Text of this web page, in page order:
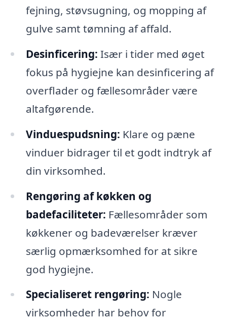
fejning, støvsugning, og mopping af
gulve samt tømning af affald.
Desinficering: Især i tider med øget
fokus på hygiejne kan desinficering af
overflader og fællesområder være
altafgørende.
Vinduespudsning: Klare og pæne
vinduer bidrager til et godt indtryk af
din virksomhed.
Rengøring af køkken og
badefaciliteter: Fællesområder som
køkkener og badeværelser kræver
særlig opmærksomhed for at sikre
god hygiejne.
Specialiseret rengøring: Nogle
virksomheder har behov for